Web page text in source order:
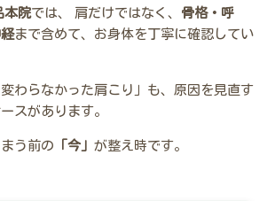
本院では、 肩だけではなく、 骨格・呼
まで含めて、お身体を丁寧に確認してい
変わらなかった肩こり」も、原因を見直す
スがあります。
う前の 「今」 が整え時です。